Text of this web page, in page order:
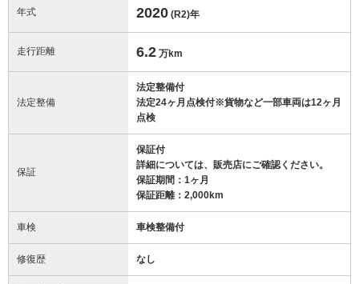
年式 2020 (R2)年
走行距離 6.2 万km
法定整備
法定整備付
法定24ヶ月点検付※貨物など一部車両は12ヶ月
点検
保証
保証付
詳細については、販売店にご確認ください。
保証期間：1ヶ月
保証距離：2,000km
車検 車検整備付
修復歴 なし